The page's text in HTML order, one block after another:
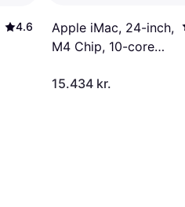
4.6
Apple iMac, 24-inch,
M4 Chip, 10-core
16GB Unified
15.434 kr.